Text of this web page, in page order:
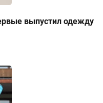
выпустил одежду